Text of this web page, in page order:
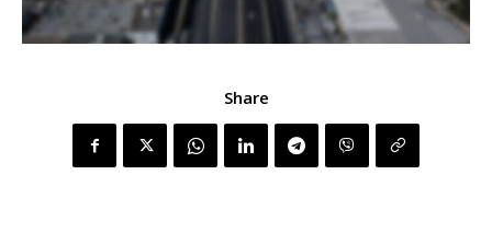
Share